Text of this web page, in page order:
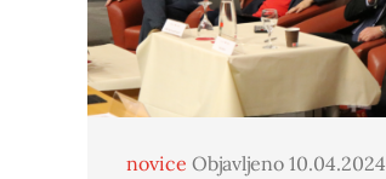
novice Objavljeno 10.04.2024